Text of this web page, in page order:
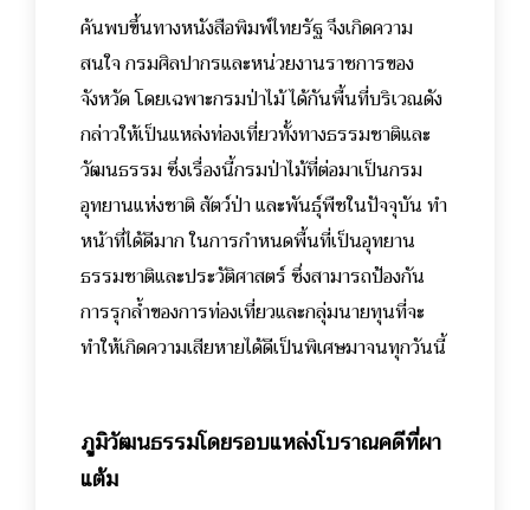
ค้นพบขึ้นทางหนังสือพิมพ์ไทยรัฐ จึงเกิดความ
สนใจ กรมศิลปากรและหน่วยงานราชการของ
จังหวัด โดยเฉพาะกรมป่าไม้ ได้กันพื้นที่บริเวณดัง
กล่าวให้เป็นแหล่งท่องเที่ยวทั้งทางธรรมชาติและ
วัฒนธรรม ซึ่งเรื่องนี้กรมป่าไม้ที่ต่อมาเป็นกรม
อุทยานแห่งชาติ สัตว์ป่า และพันธุ์พืชในปัจจุบัน ทำ
หน้าที่ได้ดีมาก ในการกำหนดพื้นที่เป็นอุทยาน
ธรรมชาติและประวัติศาสตร์ ซึ่งสามารถป้องกัน
การรุกล้ำของการท่องเที่ยวและกลุ่มนายทุนที่จะ
ทำให้เกิดความเสียหายได้ดีเป็นพิเศษมาจนทุกวันนี้
ภูมิวัฒนธรรมโดยรอบแหล่งโบราณคดีที่ผา
แต้ม